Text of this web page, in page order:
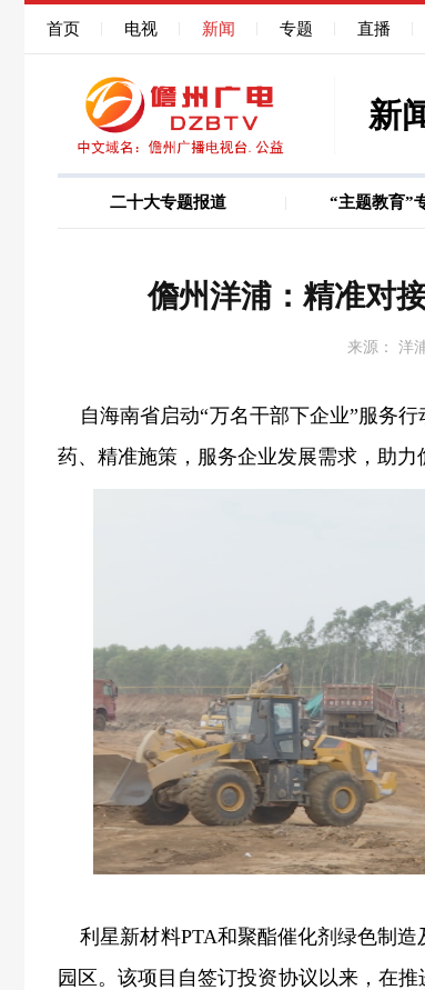
首页 电视 新闻 专题 直播
新
二十大专题报道 “主题教育”
儋州洋浦：精准对
来源： 洋
自海南省启动“万名干部下企业”服务
药、精准施策，服务企业发展需求，助力
利星新材料PTA和聚酯催化剂绿色制造
园区。该项目自签订投资协议以来，在